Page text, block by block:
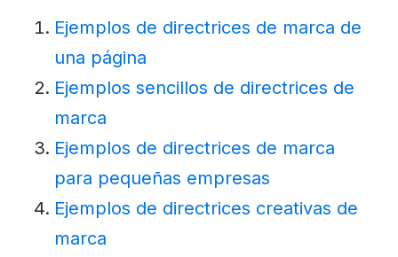
Ejemplos de directrices de marca de
una página
Ejemplos sencillos de directrices de
marca
Ejemplos de directrices de marca
para pequeñas empresas
Ejemplos de directrices creativas de
marca